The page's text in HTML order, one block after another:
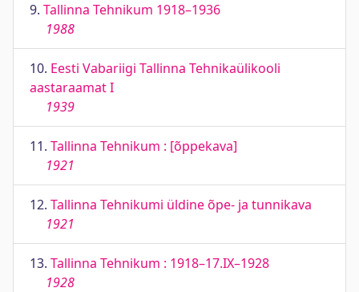
9. Tallinna Tehnikum 1918–1936
1988
10. Eesti Vabariigi Tallinna Tehnikaülikooli
aastaraamat I
1939
11. Tallinna Tehnikum : [õppekava]
1921
12. Tallinna Tehnikumi üldine õpe- ja tunnikava
1921
13. Tallinna Tehnikum : 1918–17.IX–1928
1928